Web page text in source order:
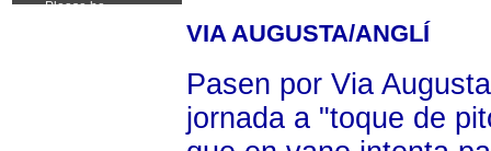
VIA AUGUSTA/ANGLÍ
Pasen por Via
jornada a "toque de